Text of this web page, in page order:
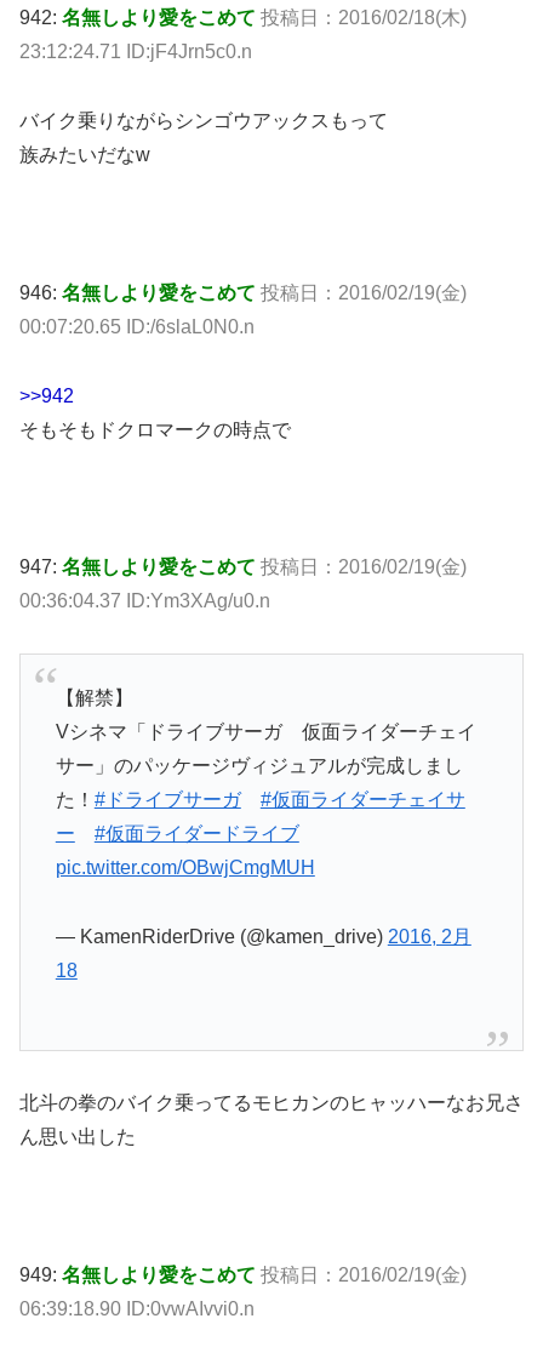
942: 名無しより愛をこめて 投稿日：2016/02/18(木)
23:12:24.71 ID:jF4Jrn5c0.n
バイク乗りながらシンゴウアックスもって
族みたいだなw
946: 名無しより愛をこめて 投稿日：2016/02/19(金)
00:07:20.65 ID:/6slaL0N0.n
>>942
そもそもドクロマークの時点で
947: 名無しより愛をこめて 投稿日：2016/02/19(金)
00:36:04.37 ID:Ym3XAg/u0.n
【解禁】
Vシネマ「ドライブサーガ 仮面ライダーチェイ
サー」のパッケージヴィジュアルが完成しまし
た！ #ドライブサーガ
#仮面ライダーチェイサ
ー
#仮面ライダードライブ
pic.twitter.com/OBwjCmgMUH
— KamenRiderDrive (@kamen_drive) 2016, 2月
18
北斗の拳のバイク乗ってるモヒカンのヒャッハーなお兄さ
ん思い出した
949: 名無しより愛をこめて 投稿日：2016/02/19(金)
06:39:18.90 ID:0vwAIvvi0.n